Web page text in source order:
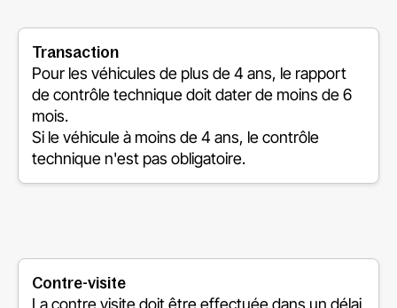
Transaction
Pour les véhicules de plus de 4 ans, le rapport
de contrôle technique doit dater de moins de 6
mois.
Si le véhicule à moins de 4 ans, le contrôle
technique n'est pas obligatoire.
Contre-visite
La contre visite doit être effectuée dans un délai